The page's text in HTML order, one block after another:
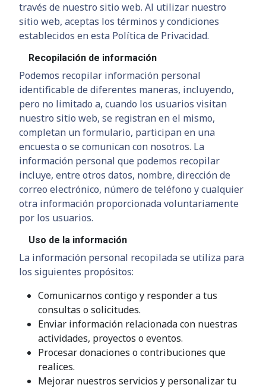
través de nuestro sitio web. Al utilizar nuestro
sitio web, aceptas los términos y condiciones
establecidos en esta Política de Privacidad.
Recopilación de información
Podemos recopilar información personal
identificable de diferentes maneras, incluyendo,
pero no limitado a, cuando los usuarios visitan
nuestro sitio web, se registran en el mismo,
completan un formulario, participan en una
encuesta o se comunican con nosotros. La
información personal que podemos recopilar
incluye, entre otros datos, nombre, dirección de
correo electrónico, número de teléfono y cualquier
otra información proporcionada voluntariamente
por los usuarios.
Uso de la información
La información personal recopilada se utiliza para
los siguientes propósitos:
Comunicarnos contigo y responder a tus
consultas o solicitudes.
Enviar información relacionada con nuestras
actividades, proyectos o eventos.
Procesar donaciones o contribuciones que
realices.
Mejorar nuestros servicios y personalizar tu